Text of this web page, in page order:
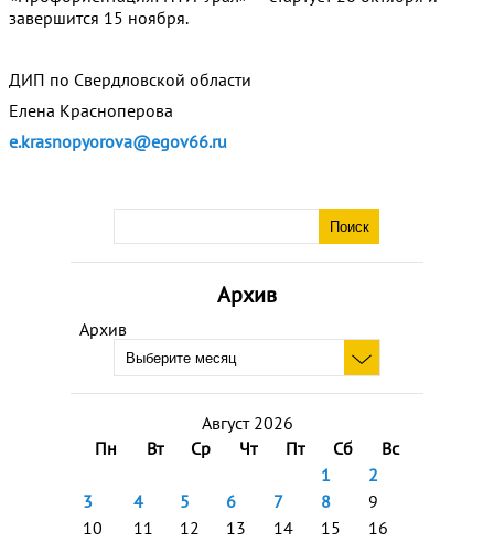
Архив
Архив
Август 2026
Пн
Вт Ср Чт Пт Сб
Вс
1
2
3
4 5 6 7 8
9
10
11 12 13 14 15
16
завершится 15 ноября.
ДИП по Свердловской области
Елена Красноперова
e.krasnopyorova@egov66.ru